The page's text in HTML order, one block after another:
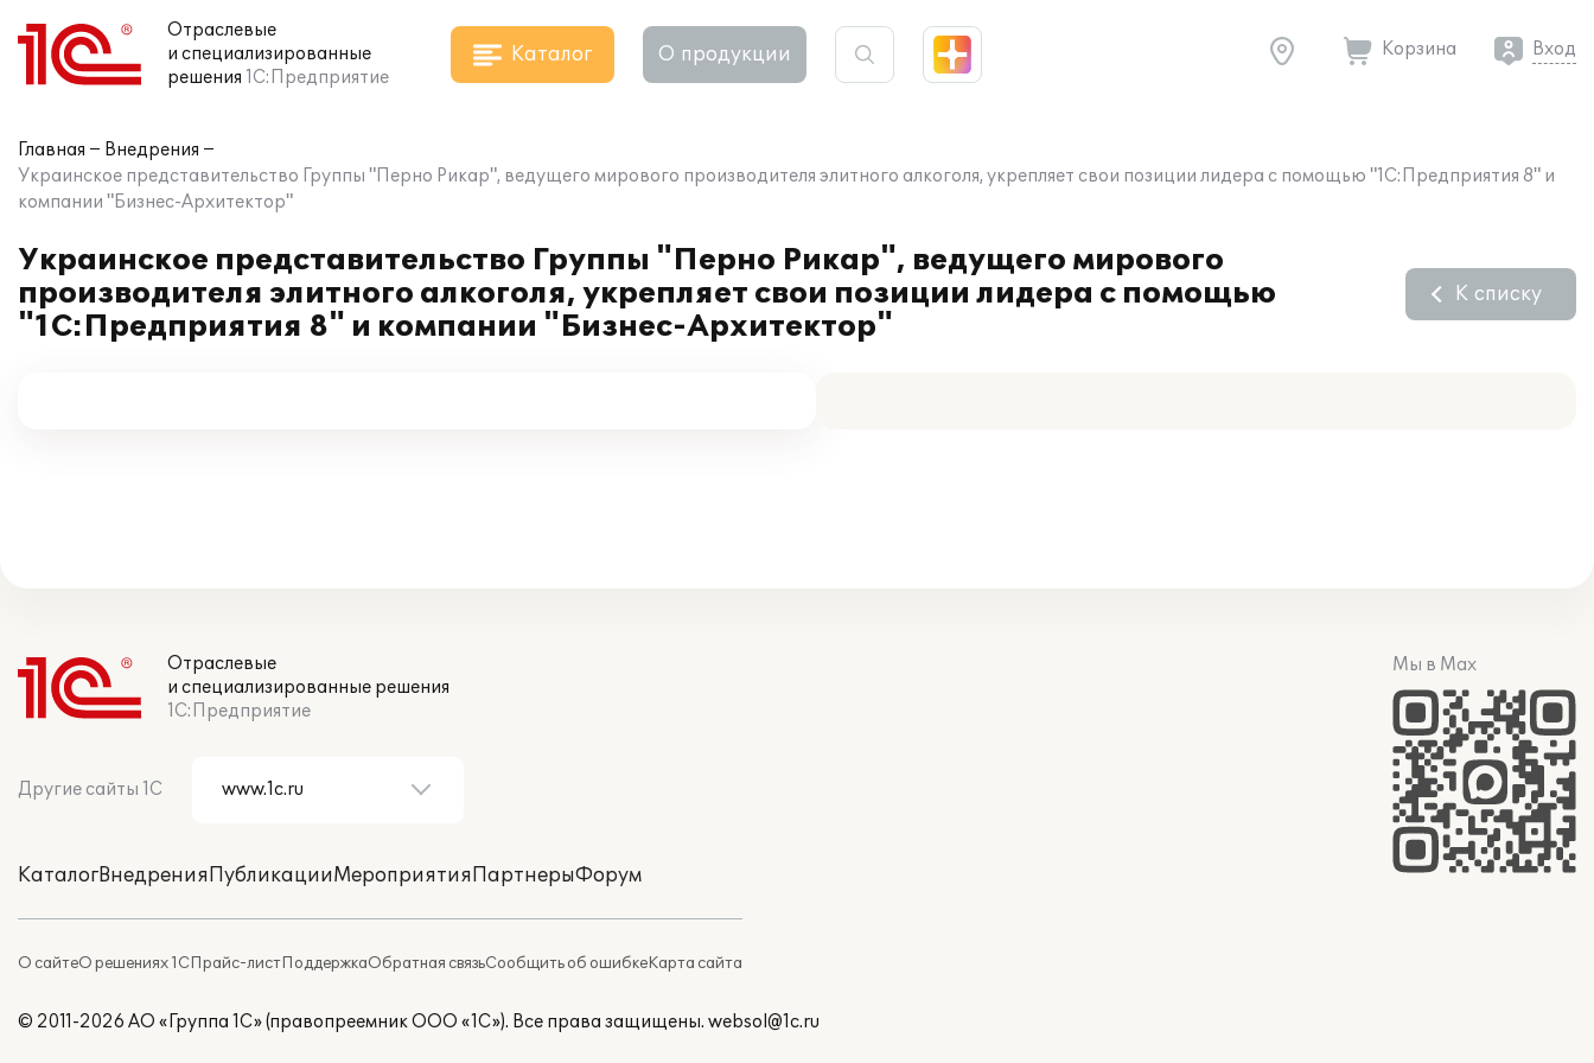
Отраслевые
и специализированные
решения 1С:Предприятие
Каталог О продукции Корзина Вход
Главная
Внедрения
Украинское представительство Группы "Перно Рикар", ведущего мирового производителя элитного алкоголя, укрепляет свои позиции лидера с помощью "1С:Предприятия 8" и
компании "Бизнес-Архитектор"
Украинское представительство Группы "Перно Рикар", ведущего мирового
производителя элитного алкоголя, укрепляет свои позиции лидера с помощью
"1С:Предприятия 8" и компании "Бизнес-Архитектор"
К списку
Отраслевые
и специализированные решения
1С:Предприятие
Другие сайты 1С
КаталогВнедренияПубликацииМероприятияПартнерыФорум
О сайтеО решениях 1СПрайс-листПоддержкаОбратная связьСообщить об ошибкеКарта сайта
Мы в Max
© 2011-2026 АО «Группа 1С» (правопреемник ООО «1С»). Все права защищены. websol@1c.ru